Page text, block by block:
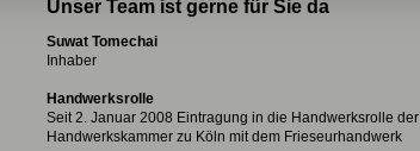
Unser Team ist gerne für Sie da
Suwat Tomechai
Inhaber
Handwerksrolle
Seit 2. Januar 2008 Eintragung in die Handwerksrolle der
Handwerkskammer zu Köln mit dem Frieseurhandwerk